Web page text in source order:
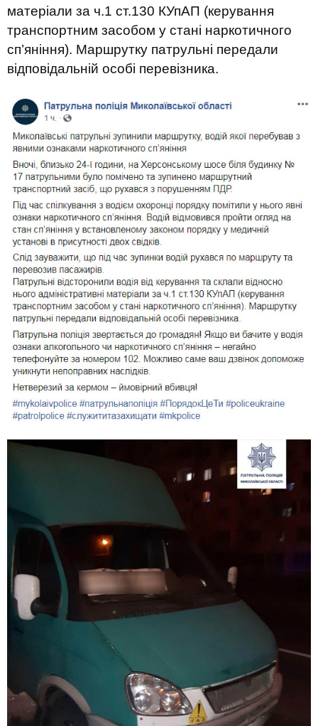
матеріали за ч.1 ст.130 КУпАП (керування
транспортним засобом у стані наркотичного
сп’яніння). Маршрутку патрульні передали
відповідальній особі перевізника.